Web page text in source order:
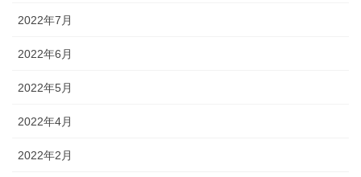
2022年7月
2022年6月
2022年5月
2022年4月
2022年2月